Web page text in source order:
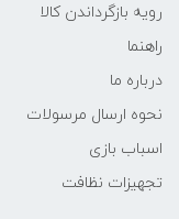
رویه بازگرداندن کالا
راهنما
درباره ما
نحوه ارسال مرسولات
اسباب بازی
تجهیزات نظافت